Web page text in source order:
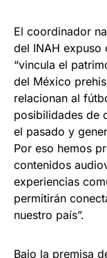
El coordinador
del INAH expuso
“vincula el
del México
relacionan al
posibilidades de
el pasado y
Por eso hemos
contenidos
experiencias
permitirán
nuestro país”.
Bajo la premisa